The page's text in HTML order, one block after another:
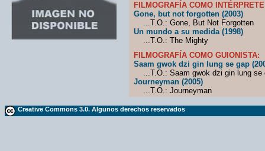
FILMOGRAFÍA COMO
Gone, but not forgotten (2003)
...T.O.: Gone, But Not Forgotten
Un mundo a su medida (1998)
...T.O.: The Mighty
FILMOGRAFÍA COMO GUIONISTA:
Saam gwok dzi gin lung se gap
...T.O.: Saam gwok dzi gin lung se
Journeyman (2005)
...T.O.: Journeyman
Creative Commons 3.0. Algunos derechos reservados